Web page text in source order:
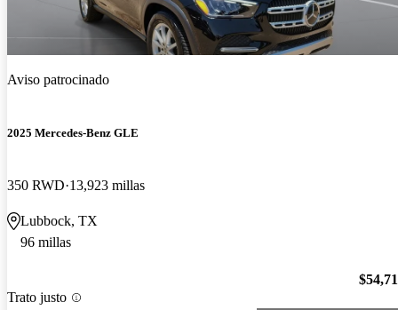
Aviso patrocinado
2025 Mercedes-Benz GLE
350 RWD 13,923 millas
Lubbock, TX
96 millas
Trato justo